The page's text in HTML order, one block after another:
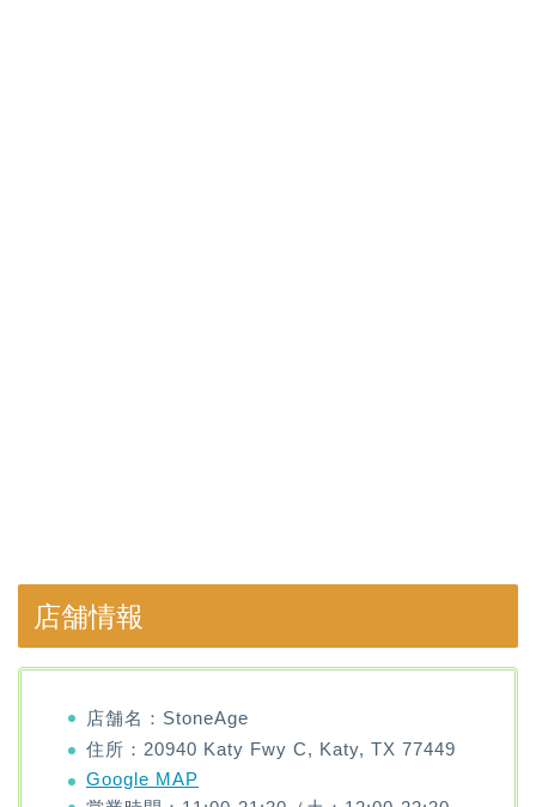
店舗情報
店舗名：StoneAge
住所：20940 Katy Fwy C, Katy, TX 77449
Google MAP